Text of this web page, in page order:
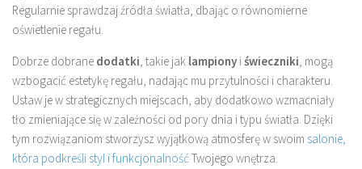
Regularnie sprawdzaj źródła światła, dbając o równomierne
oświetlenie regału.
Dobrze dobrane dodatki, takie jak lampiony iświeczniki, mogą
wzbogacić estetykę regału, nadając mu przytulności i charakteru.
Ustaw je w strategicznych miejscach, aby dodatkowo wzmacniały
tło zmieniające się w zależności od pory dnia i typu światła. Dzięki
tym rozwiązaniom stworzysz wyjątkową atmosferę w swoim salonie,
która podkreśli styl i funkcjonalność Twojego wnętrza.